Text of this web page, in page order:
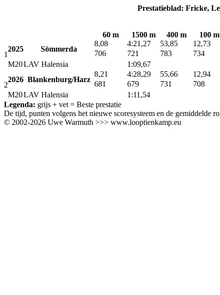
Prestatieblad: Fricke,
60 m 1500 m 400 m 100 m
1
2025 Sömmerda
8,08 4:21,27 53,85
12,73
706
721 783
734
M20LAV Halensia 1:09,67
2
2026 Blankenburg/Harz
8,21 4:28,29 55,66
12,94
681
679 731
708
M20LAV Halensia
1:11,54
Legenda: grijs + vet = Beste prestatie
De tijd, punten volgens het nieuwe scoresysteem en de gemiddelde
© 2002-2026 Uwe Warmuth >>> www.looptienkamp.eu